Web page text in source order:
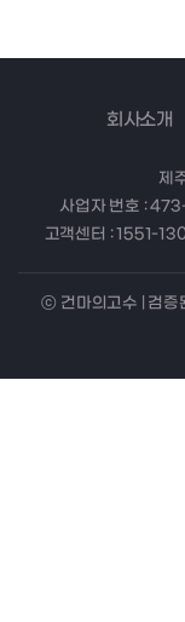
회사소개
제
사업자 번호 :
고객센터 : 1551-
ⓒ 건마의고수 | 검증